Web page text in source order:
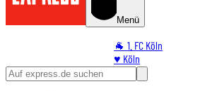
Menü
🐐 1. FC Köln
♥️ Köln
⭐ Promi